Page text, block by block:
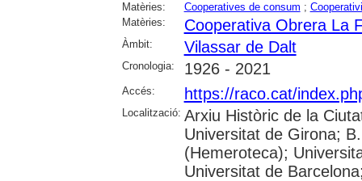
Matèries: Cooperatives de consum ;
Matèries:
Cooperativa Obrera La
Àmbit: Vilassar de Dalt
Cronologia: 1926 - 2021
Accés: https://raco.cat/
Localització: Arxiu Històric de la
Universitat de Girona;
(Hemeroteca);
Universitat de